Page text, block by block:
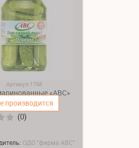
производится
Артикул:1768
«АВС»
(0)
ОДО "фирма АВС"